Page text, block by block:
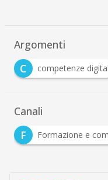
Argomenti
C
cyber security
Canali
F
Formazione e